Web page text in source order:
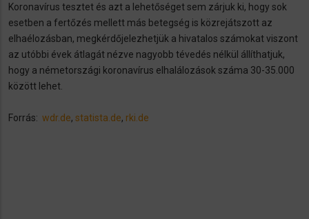
Koronavírus tesztet és azt a lehetőséget sem zárjuk ki, hogy sok
esetben a fertőzés mellett más betegség is közrejátszott az
elhaélozásban, megkérdőjelezhetjük a hivatalos számokat viszont
az utóbbi évek átlagát nézve nagyobb tévedés nélkül állíthatjuk,
hogy a németországi koronavírus elhalálozások száma 30-35.000
között lehet.
Forrás: wdr.de, statista.de, rki.de